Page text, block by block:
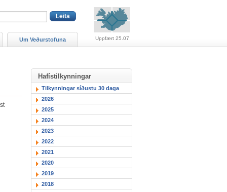
Hafístilkynningar
Tilkynningar síðustu 30 daga
2026
2025
2024
2023
2022
2021
2020
2019
2018
Um Veðurstofuna Uppfært 25.07